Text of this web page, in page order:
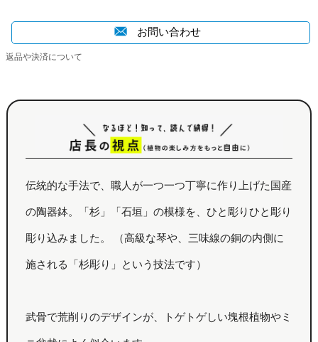
お問い合わせ
返品や決済について
伝統的な手法で、職人が一つ一つ丁寧に作り上げた国産
の陶器鉢。「杉」「石垣」の模様を、ひと彫りひと彫り
彫り込みました。 （高級な琴や、三味線の銅の内側に
施される「杉彫り」という技法です）
武骨で荒削りのデザインが、トゲトゲしい塊根植物やミ